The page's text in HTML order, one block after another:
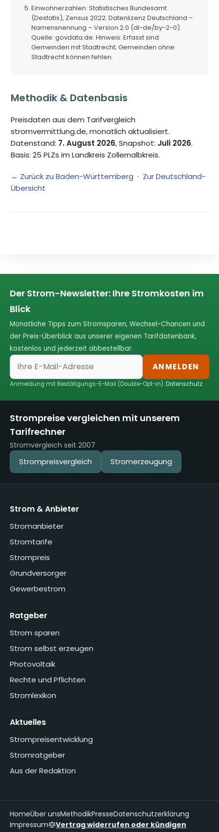
Einwohnerzahlen: Statistisches Bundesamt
(Destatis), Zensus 2022. Datenlizenz Deutschland –
Namensnennung – Version 2.0 (dl-de/by-2-0).
Quelle: govdata.de. Hinweis: Erfasst sind
Gemeinden mit Stadtrecht; Gemeinden ohne
Stadtrecht können fehlen.
Methodik & Datenbasis
Preisdaten aus dem Tarifvergleich
stromvermittlung.de, monatlich aktualisiert.
Datenstand: 7. August 2026, Snapshot: Juli 2026.
Basis: 25 PLZs im Landkreis Zollernalbkreis.
← Zurück zu Baden-Württemberg · Zur Deutschland-
Übersicht
Der Strom-Newsletter: Ihre Stromkosten im
Blick
Monatliche Tipps zum Stromsparen, Wechsel-Chancen und
der Preis-Überblick aus unserer eigenen Tarifdatenbank,
kostenlos und jederzeit abbestellbar.
ANMELDEN
Anmeldung mit Bestätigungs-E-Mail (Double-Opt-in).Datenschutz
Strompreise vergleichen mit unserem
Tarifrechner
Stromvergleich seit 2007
Strompreisvergleich Stromerzeugung
Strom & Anbieter
Stromanbieter
Stromtarife
Strompreis
Grundversorger
Gewerbestrom
Ratgeber
Strom sparen
Strom selbst erzeugen
Photovoltaik
Rechte und Pflichten
Stromlexikon
Aktuelles
Strompreisentwicklung
Stromratgeber
Aus der Redaktion
HomeÜber unsMethodikPresseDatenschutzerklärung
Impressum
Vertrag widerrufen oder kündigen